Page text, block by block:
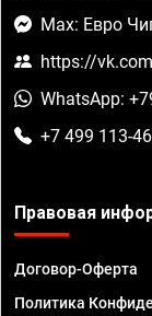
Max: Евро
https://
WhatsApp:
+7 499 113-
Правовая
Договор-Оферта
Политика